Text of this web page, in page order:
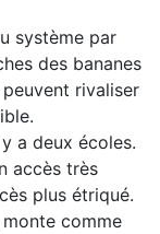
système par
des bananes
rivaliser
a deux écoles.
accès très
plus étriqué.
comme